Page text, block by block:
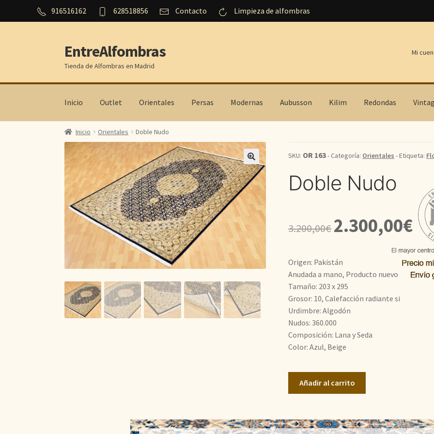
916516162 628518856 Contacto Limpieza de alfombras
Ir
a
la
navegación
Ir
al
contenido
EntreAlfombras
Tienda de Alfombras en Madrid
Mi
Inicio Outlet Orientales Persas Modernas Aubusson Kilim Redondas
Inicio Orientales Doble Nudo
SKU: OR 163- Categoría: Orientales - Etiqueta:
Doble Nudo
3.200,00€
El
precio
era:
3.200,00€.
2.300,00€El
es:
Origen: Pakistán
Anudada a mano, Producto nuevo
Tamaño: 203 x 295
Grosor: 10, Calefacción radiante si
Urdimbre: Algodón
Nudos: 360.000
Composición: Lana y Seda
Color: Azul, Beige
Añadir al carrito